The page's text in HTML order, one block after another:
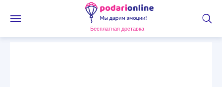
Бесплатная доставка